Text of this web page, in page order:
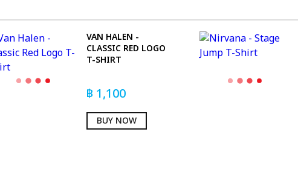
VAN HALEN -
CLASSIC RED LOGO
T-SHIRT
฿ 1,100
BUY NOW